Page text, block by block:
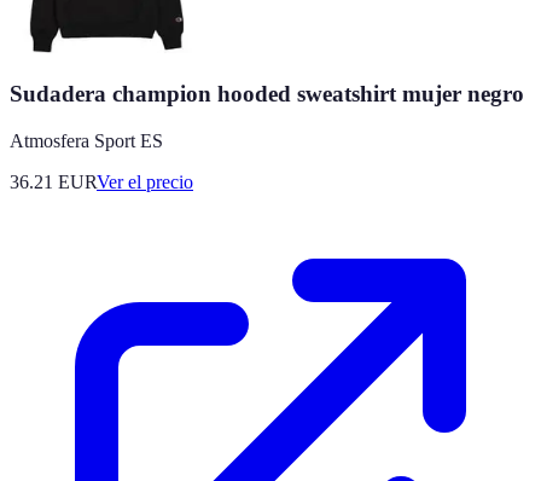
Sudadera champion hooded sweatshirt mujer negro
Atmosfera Sport ES
36.21 EURVer el precio